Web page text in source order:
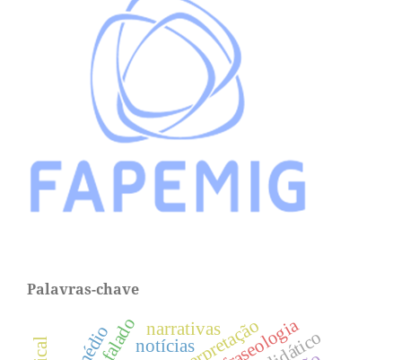
Palavras-chave
narrativasfraseologia
notícias